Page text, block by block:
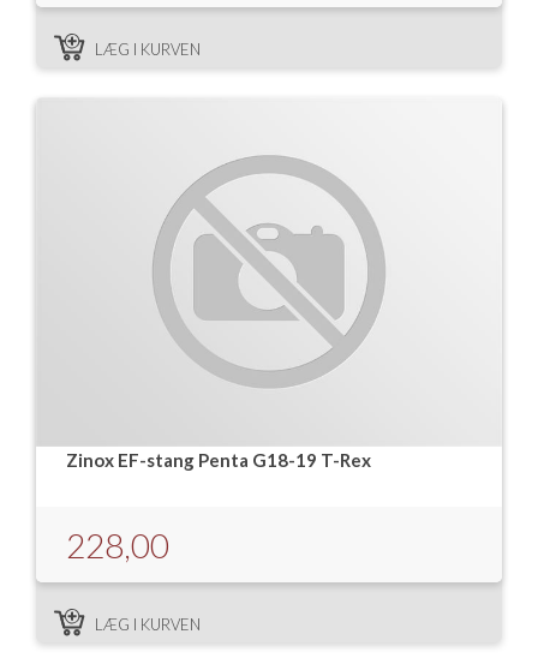
LÆG I KURVEN
Zinox EF-stang Penta G18-19 T-Rex
228,00
LÆG I KURVEN